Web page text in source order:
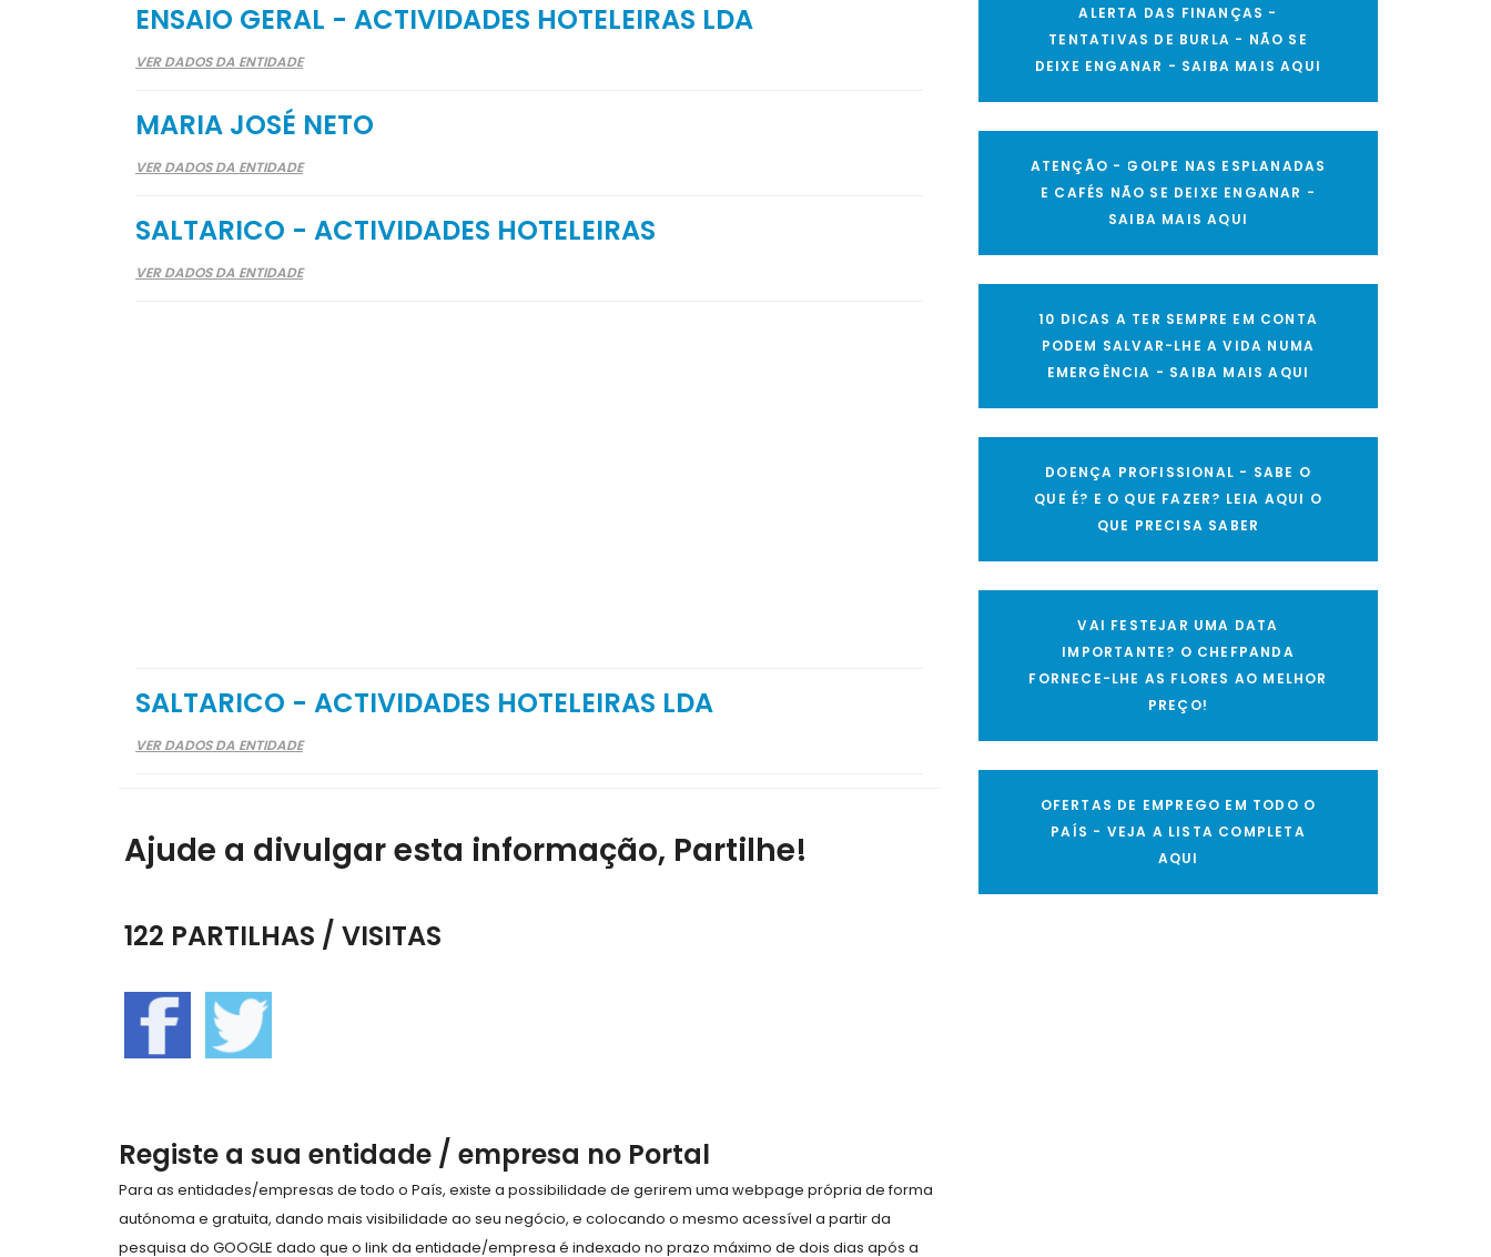
ENSAIO GERAL - ACTIVIDADES HOTELEIRAS LDA
VER DADOS DA ENTIDADE
MARIA JOSÉ NETO
VER DADOS DA ENTIDADE
SALTARICO - ACTIVIDADES HOTELEIRAS
VER DADOS DA ENTIDADE
SALTARICO - ACTIVIDADES HOTELEIRAS LDA
VER DADOS DA ENTIDADE
Ajude a divulgar esta informação, Partilhe!
122 PARTILHAS / VISITAS
Registe a sua entidade / empresa no Portal
Para as entidades/empresas de todo o País, existe a possibilidade de gerirem uma webpage própria de forma
autónoma e gratuita, dando mais visibilidade ao seu negócio, e colocando o mesmo acessível a partir da
pesquisa do GOOGLE dado que o link da entidade/empresa é indexado no prazo máximo de dois dias após a
ALERTA DAS FINANÇAS -
TENTATIVAS DE BURLA - NÃO SE
DEIXE ENGANAR - SAIBA MAIS AQUI
ATENÇÃO - GOLPE NAS ESPLANADAS
E CAFÉS NÃO SE DEIXE ENGANAR -
SAIBA MAIS AQUI
10 DICAS A TER SEMPRE EM CONTA
PODEM SALVAR-LHE A VIDA NUMA
EMERGÊNCIA - SAIBA MAIS AQUI
DOENÇA PROFISSIONAL - SABE O
QUE É? E O QUE FAZER? LEIA AQUI O
QUE PRECISA SABER
VAI FESTEJAR UMA DATA
IMPORTANTE? O CHEFPANDA
FORNECE-LHE AS FLORES AO MELHOR
PREÇO!
OFERTAS DE EMPREGO EM TODO O
PAÍS - VEJA A LISTA COMPLETA
AQUI